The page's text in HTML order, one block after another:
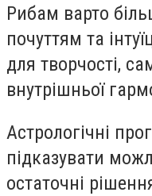
Рибам варто
почуттям та
для творчості,
внутрішньої
Астрологічні
підказувати
остаточні